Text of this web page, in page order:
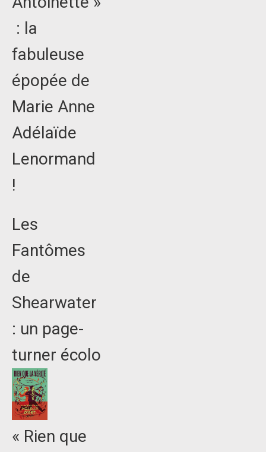
: la
fabuleuse
épopée de
Marie Anne
Adélaïde
Lenormand
!
Les
Fantômes
de
Shearwater
: un page-
turner écolo
« Rien que